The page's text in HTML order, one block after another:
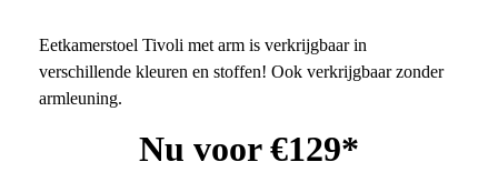
Eetkamerstoel Tivoli met arm is verkrijgbaar in
verschillende kleuren en stoffen! Ook verkrijgbaar zonder
armleuning.
Nu voor €129*